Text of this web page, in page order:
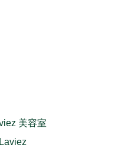
Laviez